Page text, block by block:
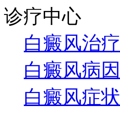
诊疗中心
白癜风治疗
白癜风病因
白癜风症状